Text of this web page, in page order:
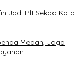
Jadi Plt Sekda Kota
Medan, Jaga